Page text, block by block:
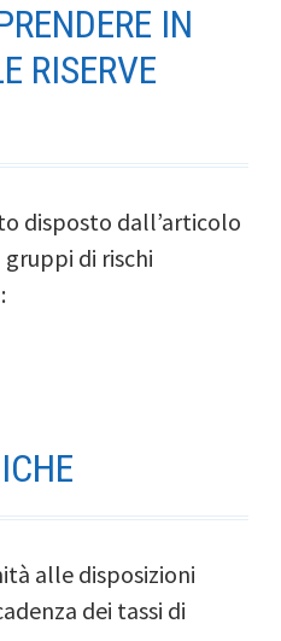
IN
RISERVE
disposto dall’articolo
di rischi
alle disposizioni
dei tassi di